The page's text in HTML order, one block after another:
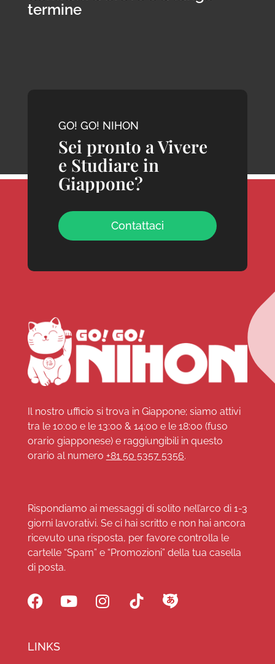
termine
GO! GO! NIHON
Sei pronto a Vivere
e Studiare in
Giappone?
Contattaci
Il nostro ufficio si trova in Giappone; siamo attivi
tra le 10:00 e le 13:00 & 14:00 e le 18:00 (fuso
orario giapponese) e raggiungibili in questo
orario al numero +81 50 5357 5356.
Rispondiamo ai messaggi di solito nell’arco di 1-3
giorni lavorativi. Se ci hai scritto e non hai ancora
ricevuto una risposta, per favore controlla le
cartelle “Spam” e “Promozioni” della tua casella
di posta.
LINKS